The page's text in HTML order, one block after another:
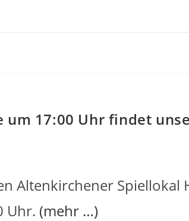
um 17:00 Uhr findet
Altenkirchener Spiellokal
Uhr. (mehr …)